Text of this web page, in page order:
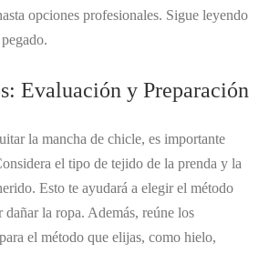
opciones profesionales. Sigue leyendo
Evaluación y Preparación
la mancha de chicle, es importante
el tipo de tejido de la prenda y la
Esto te ayudará a elegir el método
dañar la ropa. Además, reúne los
el método que elijas, como hielo,